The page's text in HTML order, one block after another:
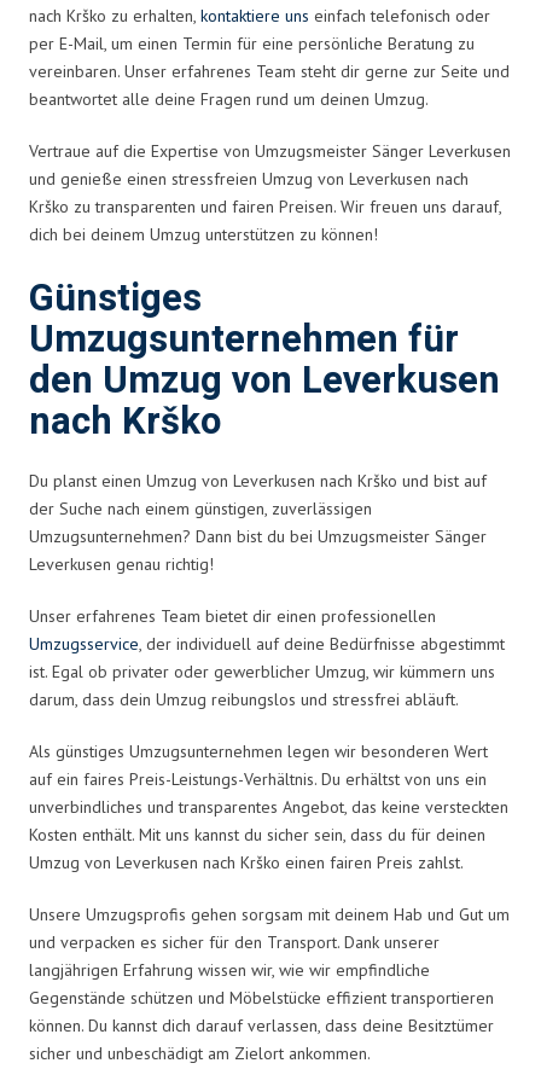
nach Krško zu erhalten, kontaktiere uns einfach telefonisch oder
per E-Mail, um einen Termin für eine persönliche Beratung zu
vereinbaren. Unser erfahrenes Team steht dir gerne zur Seite und
beantwortet alle deine Fragen rund um deinen Umzug.
Vertraue auf die Expertise von Umzugsmeister Sänger Leverkusen
und genieße einen stressfreien Umzug von Leverkusen nach
Krško zu transparenten und fairen Preisen. Wir freuen uns darauf,
dich bei deinem Umzug unterstützen zu können!
Günstiges
Umzugsunternehmen für
den Umzug von Leverkusen
nach Krško
Du planst einen Umzug von Leverkusen nach Krško und bist auf
der Suche nach einem günstigen, zuverlässigen
Umzugsunternehmen? Dann bist du bei Umzugsmeister Sänger
Leverkusen genau richtig!
Unser erfahrenes Team bietet dir einen professionellen
Umzugsservice, der individuell auf deine Bedürfnisse abgestimmt
ist. Egal ob privater oder gewerblicher Umzug, wir kümmern uns
darum, dass dein Umzug reibungslos und stressfrei abläuft.
Als günstiges Umzugsunternehmen legen wir besonderen Wert
auf ein faires Preis-Leistungs-Verhältnis. Du erhältst von uns ein
unverbindliches und transparentes Angebot, das keine versteckten
Kosten enthält. Mit uns kannst du sicher sein, dass du für deinen
Umzug von Leverkusen nach Krško einen fairen Preis zahlst.
Unsere Umzugsprofis gehen sorgsam mit deinem Hab und Gut um
und verpacken es sicher für den Transport. Dank unserer
langjährigen Erfahrung wissen wir, wie wir empfindliche
Gegenstände schützen und Möbelstücke effizient transportieren
können. Du kannst dich darauf verlassen, dass deine Besitztümer
sicher und unbeschädigt am Zielort ankommen.